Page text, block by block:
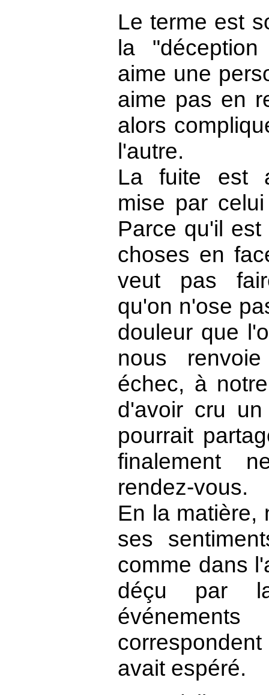
Le terme est
la
aime une
aime pas en
alors
l'autre.
La fuite est
mise par
Parce qu'il
choses en
veut pas
qu'on n'ose
douleur que
nous
échec, à
d'avoir cru
pourrait
finalement
rendez-vous.
En la matière,
ses
comme dans
déçu par
avait espéré.